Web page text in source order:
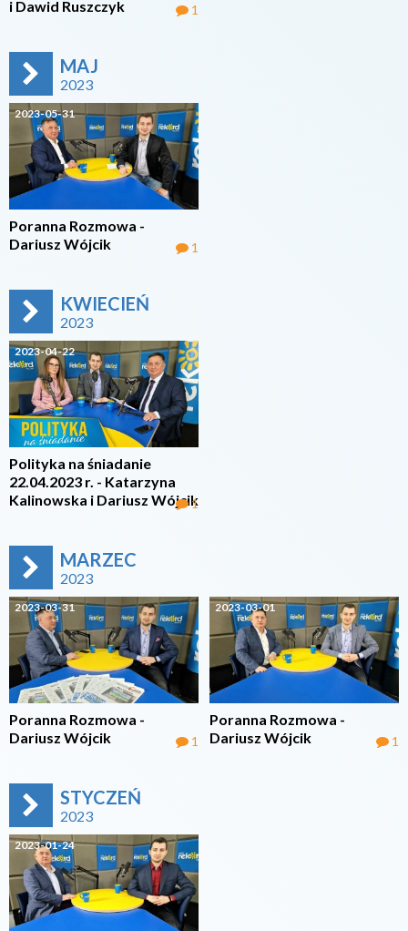
i Dawid Ruszczyk 1
MAJ
2023
2023-05-31
Poranna Rozmowa -
Dariusz Wójcik
1
KWIECIEŃ
2023
2023-04-22
Polityka na śniadanie
22.04.2023 r. - Katarzyna
Kalinowska i Dariusz Wójcik
1
MARZEC
2023
2023-03-31
Poranna Rozmowa -
Dariusz Wójcik
1
2023-03-01
Poranna Rozmowa -
Dariusz Wójcik
1
STYCZEŃ
2023
2023-01-24